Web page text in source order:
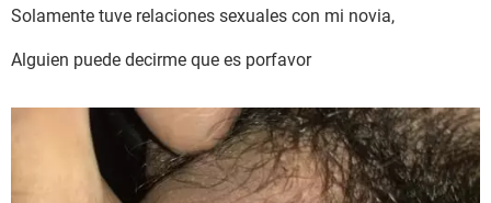
SEXUALIDAD
GLOSARIO
Solamente tuve relaciones sexuales con mi novia,
Alguien puede decirme que es porfavor